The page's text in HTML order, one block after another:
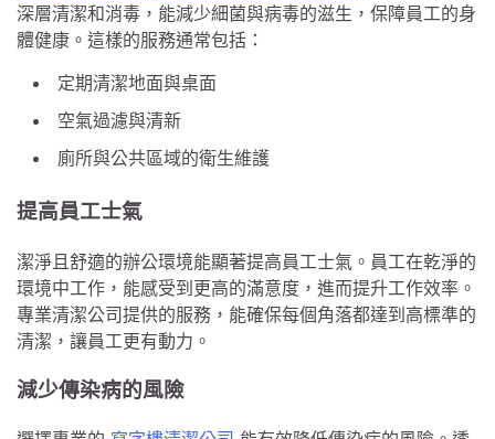
深層清潔和消毒，能減少細菌與病毒的滋生，保障員工的身
體健康。這樣的服務通常包括：
定期清潔地面與桌面
空氣過濾與清新
廁所與公共區域的衛生維護
提高員工士氣
潔淨且舒適的辦公環境能顯著提高員工士氣。員工在乾淨的
環境中工作，能感受到更高的滿意度，進而提升工作效率。
專業清潔公司提供的服務，能確保每個角落都達到高標準的
清潔，讓員工更有動力。
減少傳染病的風險